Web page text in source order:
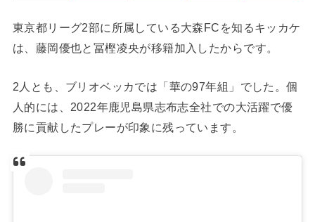
東京都リーグ2部に所属している大森FCを知るキッカケ
は、藤岡優也と冨樫凌央が移籍加入したからです。
2人とも、ブリオベッカでは「華の97年組」でした。個
人的には、2022年鹿児島県志布志全社での大活躍で優
勝に貢献したプレーが印象に残っています。